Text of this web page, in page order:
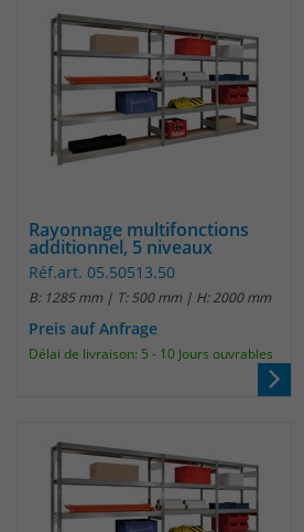
Rayonnage multifonctions
additionnel, 5 niveaux
Réf.art. 05.50513.50
B: 1285 mm | T: 500 mm | H: 2000 mm
Preis auf Anfrage
Délai de livraison: 5 - 10 Jours ouvrables